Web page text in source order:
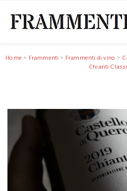
Home > Frammenti > Frammenti di vino >
Chianti